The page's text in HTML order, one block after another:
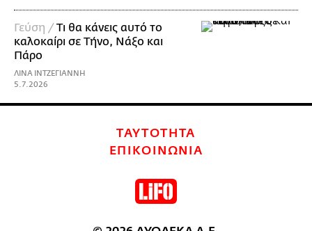
Γεύση /Τι θα κάνεις αυτό το
καλοκαίρι σε Τήνο, Νάξο και
Πάρο
ΛΙΝΑ ΙΝΤΖΕΓΙΑΝΝΗ
5.7.2026
ΤΑΥΤΟΤΗΤΑ
ΕΠΙΚΟΙΝΩΝΙΑ